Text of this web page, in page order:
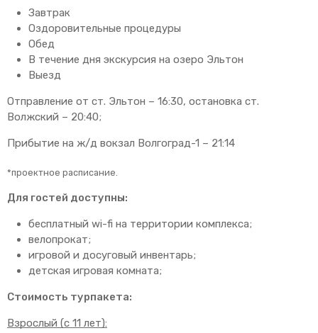
Завтрак
Оздоровительные процедуры
Обед
В течение дня экскурсия на озеро Эльтон
Выезд
Отправление от ст. Эльтон – 16:30, остановка ст.
Волжский – 20:40;
Прибытие на ж/д вокзал Волгоград-1 – 21:14
*проектное расписание.
Для гостей доступны:
бесплатный wi-fi на территории комплекса;
велопрокат;
игровой и досуговый инвентарь;
детская игровая комната;
Стоимость турпакета:
Взрослый (с 11 лет):